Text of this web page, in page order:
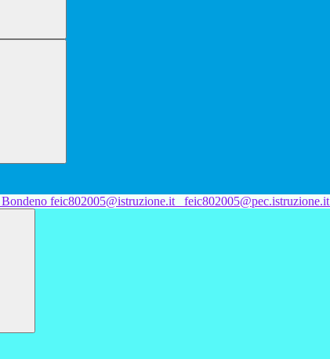
feic802005@istruzione.it feic802005@pec.istruzione.it